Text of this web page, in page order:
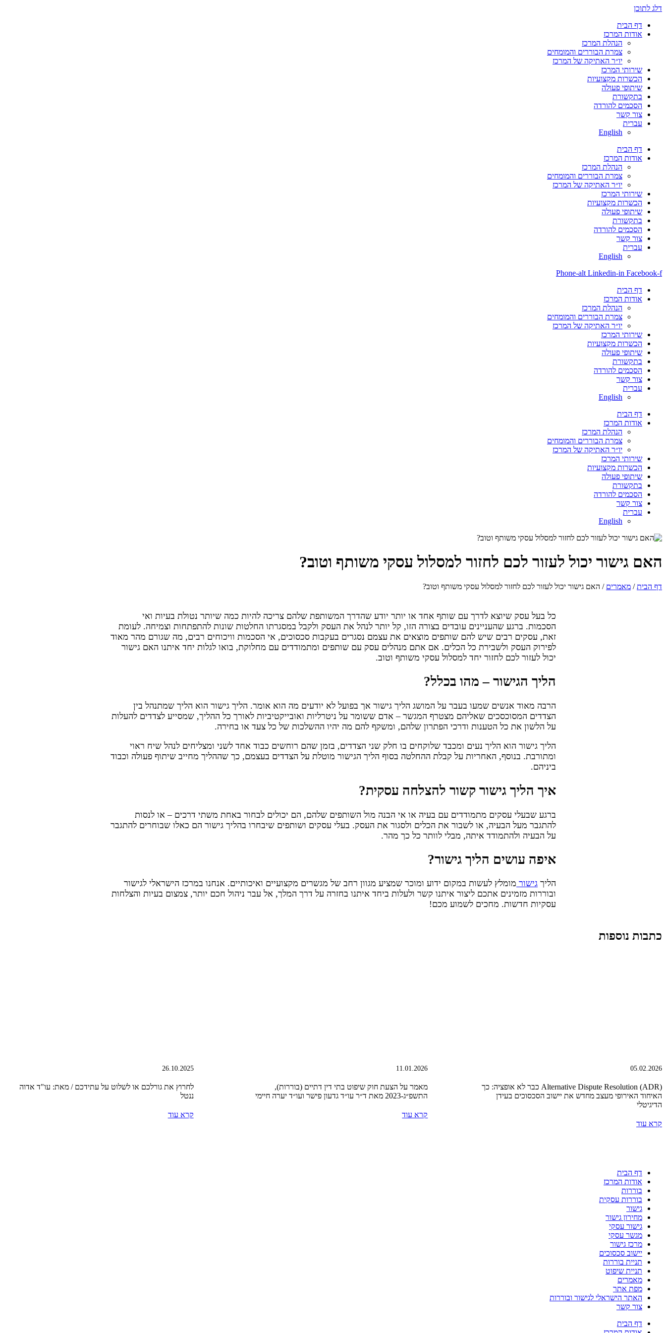
דלג לתוכן
דף הבית
אודות המרכז
הנהלת המרכז
צמרת הבוררים והמומחים
יו״ר האתיקה של המרכז
שירותי המרכז
הכשרות מקצועיות
שיתופי פעולה
בתקשורת
הסכמים להורדה
צור קשר
עברית
English
דף הבית
אודות המרכז
הנהלת המרכז
צמרת הבוררים והמומחים
יו״ר האתיקה של המרכז
שירותי המרכז
הכשרות מקצועיות
שיתופי פעולה
בתקשורת
הסכמים להורדה
צור קשר
עברית
English
Phone-alt Linkedin-in Facebook-f
דף הבית
אודות המרכז
הנהלת המרכז
צמרת הבוררים והמומחים
יו״ר האתיקה של המרכז
שירותי המרכז
הכשרות מקצועיות
שיתופי פעולה
בתקשורת
הסכמים להורדה
צור קשר
עברית
English
דף הבית
אודות המרכז
הנהלת המרכז
צמרת הבוררים והמומחים
יו״ר האתיקה של המרכז
שירותי המרכז
הכשרות מקצועיות
שיתופי פעולה
בתקשורת
הסכמים להורדה
צור קשר
עברית
English
האם גישור יכול לעזור לכם לחזור למסלול עסקי משותף וטוב?
דף הבית/ מאמרים / האם גישור יכול לעזור לכם לחזור למסלול עסקי משותף וטוב?
כל בעל עסק שיוצא לדרך עם שותף אחד או יותר יודע שהדרך המשותפת שלהם צריכה להיות כמה שיותר נטולת בעיות ואי
הסכמות. ברגע שהעניינים עובדים בצורה הזו, קל יותר לנהל את העסק ולקבל במסגרתו החלטות שונות להתפתחות וצמיחה. לעומת
זאת, עסקים רבים שיש להם שותפים מוצאים את עצמם נסגרים בעקבות סכסוכים, אי הסכמות וויכוחים רבים, מה שגורם מהר מאוד
לפירוק העסק ולשבירת כל הכלים. אם אתם מנהלים עסק עם שותפים ומתמודדים עם מחלוקת, בואו לגלות יחד איתנו האם גישור
יכול לעזור לכם לחזור יחד למסלול עסקי משותף וטוב.
הליך הגישור – מהו בכלל?
הרבה מאוד אנשים שמעו בעבר על המושג הליך גישור אך בפועל לא יודעים מה הוא אומר. הליך גישור הוא הליך שמתנהל בין
הצדדים המסוכסכים שאליהם מצטרף המגשר – אדם ששומר על ניטרליות ואובייקטיביות לאורך כל ההליך, שמסייע לצדדים להעלות
על הלשון את כל הטענות ודרכי הפתרון שלהם, ומשקף להם מה יהיו ההשלכות של כל צעד או בחירה.
הליך גישור הוא הליך נעים ומכבד שלוקחים בו חלק שני הצדדים, בזמן שהם רוחשים כבוד אחד לשני ומצליחים לנהל שיח ראוי
ומתורבת. בנוסף, האחריות על קבלת ההחלטה בסוף הליך הגישור מוטלת על הצדדים בעצמם, כך שההליך מחייב שיתוף פעולה וכבוד
ביניהם.
איך הליך גישור קשור להצלחה עסקית?
ברגע שבעלי עסקים מתמודדים עם בעיה או אי הבנה מול השותפים שלהם, הם יכולים לבחור באחת משתי דרכים – או לנסות
להתגבר מעל הבעיה, או לשבור את הכלים ולסגור את העסק. בעלי עסקים ושותפים שיבחרו בהליך גישור הם כאלו שבוחרים להתגבר
על הבעיה ולהתמודד איתה, מבלי לוותר כל כך מהר.
איפה עושים הליך גישור?
הליך גישור מומלץ לעשות במקום ידוע ומוכר שמציע מגוון רחב של מגשרים מקצועיים ואיכותיים. אנחנו במרכז הישראלי לגישור
ובוררות מזמינים אתכם ליצור איתנו קשר ולעלות ביחד איתנו בחזרה על דרך המלך, אל עבר ניהול חכם יותר, צמצום בעיות והצלחות
עסקיות חדשות. מחכים לשמוע מכם!
כתבות נוספות
05.02.2026
Alternative Dispute Resolution (ADR) כבר לא אופציה: כך
האיחוד האירופי מעצב מחדש את יישוב הסכסוכים בעידן
הדיגיטלי
קרא עוד
11.01.2026
מאמר על הצעת חוק שיפוט בתי דין דתיים (בוררות),
התשפ״ג-2023 מאת ד״ר עו״ד גדעון פישר ועו״ד יערה חיימי
קרא עוד
26.10.2025
לחרוץ את גורלכם או לשלוט על עתידכם / מאת: עו"ד אדוה
ננטל
קרא עוד
דף הבית
אודות המרכז
בוררות
בוררות עסקית
גישור
מחירון גישור
גישור עסקי
מגשר עסקי
מרכז גישור
יישוב סכסוכים
תניית בוררות
תניית שיפוט
מאמרים
מפת אתר
האתר הישראלי לגישור ובוררות
צור קשר
דף הבית